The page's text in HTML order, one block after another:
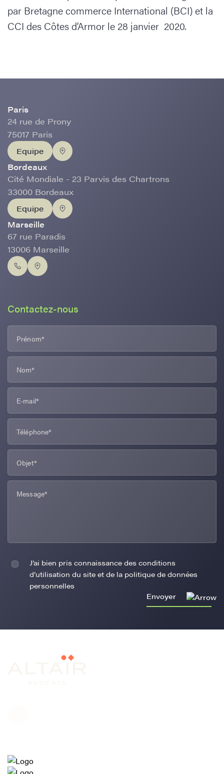
par Bretagne commerce International (BCI) et la
CCI des Côtes d’Armor le 28 janvier 2020.
Paris
24 rue de Prony
75017 Paris
Equipe
Bordeaux
Cité Mondiale - 23 Parvis des Chartrons
33000 Bordeaux
Equipe
Marseille
67 rue Paradis
13006 Marseille
Contactez-nous
J’ai bien pris connaissance des conditions
d’utilisation du site et de la politique de données
personnelles
Envoyer